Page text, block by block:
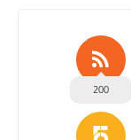
200